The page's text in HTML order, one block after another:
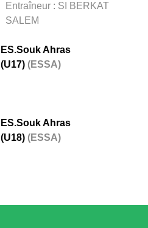
Entraîneur : SI BERKAT
SALEM
ES.Souk Ahras
(U17) (ESSA)
ES.Souk Ahras
(U18) (ESSA)